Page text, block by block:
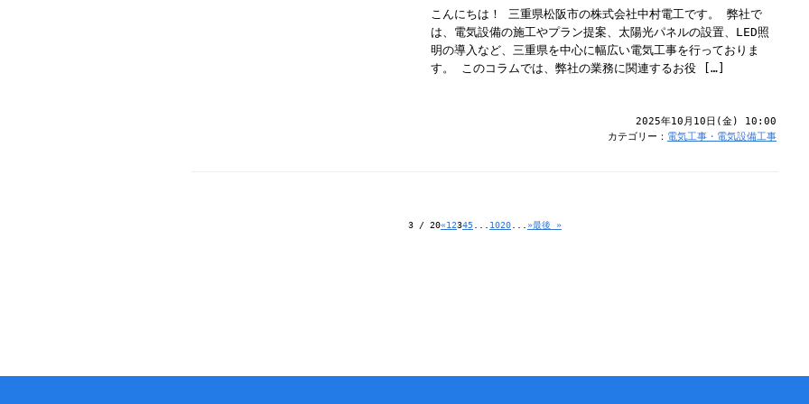
こんにちは！ 三重県松阪市の株式会社中村電工です。 弊社で
は、電気設備の施工やプラン提案、太陽光パネルの設置、LED照
明の導入など、三重県を中心に幅広い電気工事を行っておりま
す。 このコラムでは、弊社の業務に関連するお役 […]
2025年10月10日(金) 10:00
カテゴリー： 電気工事・電気設備工事
3 / 20«12345 1020 »最後 »